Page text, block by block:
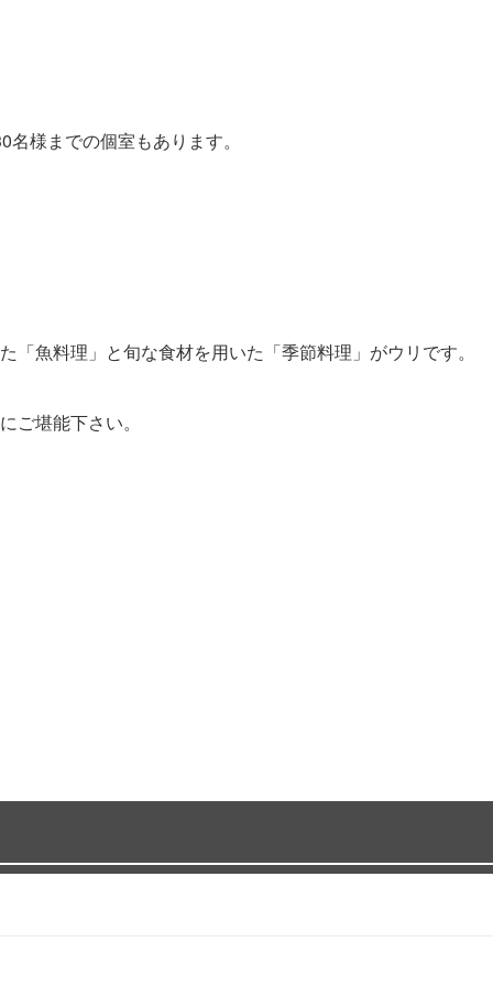
様までの個室もあります。
魚料理」と旬な食材を用いた「季節料理」がウリです。
ご堪能下さい。